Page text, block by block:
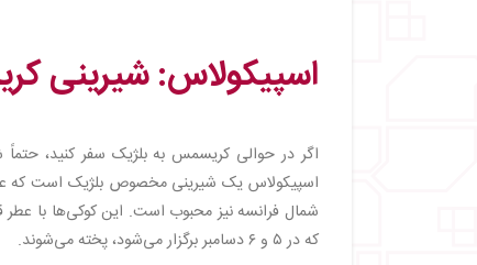
اسپیکولاس: شیرینی
اگر در حوالی کریسمس به بلژیک سفر کنید،
اسپیکولاس یک شیرینی مخصوص بلژیک است که
شمال فرانسه نیز محبوب است. این کوکی‌ها با
که در ۵ و ۶ دسامبر برگزار می‌شود، پخته می‌شوند.